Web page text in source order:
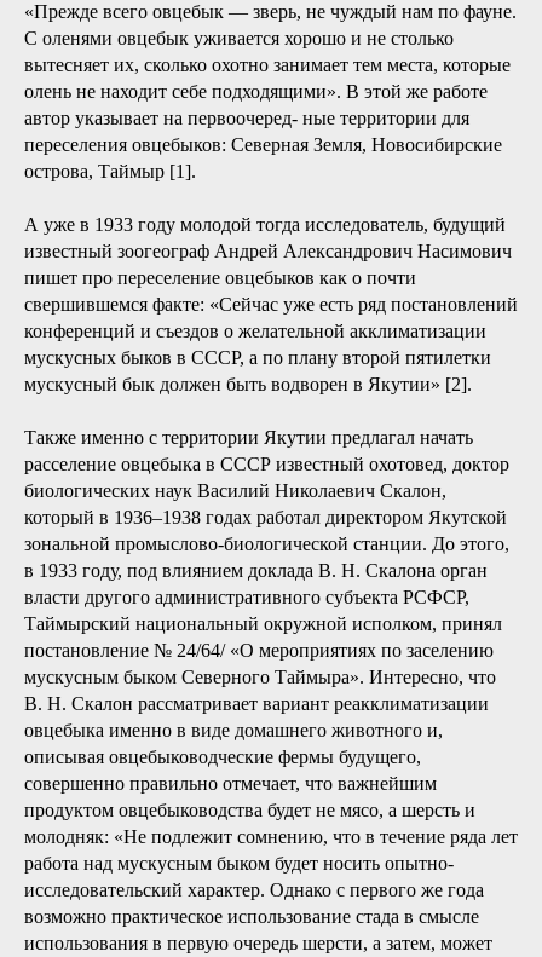
«Прежде всего овцебык — зверь, не чуждый нам по фауне.
С оленями овцебык уживается хорошо и не столько
вытесняет их, сколько охотно занимает тем места, которые
олень не находит себе подходящими». В этой же работе
автор указывает на первоочеред- ные территории для
переселения овцебыков: Северная Земля, Новосибирские
острова, Таймыр [1].
А уже в 1933 году молодой тогда исследователь, будущий
известный зоогеограф Андрей Александрович Насимович
пишет про переселение овцебыков как о почти
свершившемся факте: «Сейчас уже есть ряд постановлений
конференций и съездов о желательной акклиматизации
мускусных быков в СССР, а по плану второй пятилетки
мускусный бык должен быть водворен в Якутии» [2].
Также именно с территории Якутии предлагал начать
расселение овцебыка в СССР известный охотовед, доктор
биологических наук Василий Николаевич Скалон,
который в 1936–1938 годах работал директором Якутской
зональной промыслово-биологической станции. До этого,
в 1933 году, под влиянием доклада В. Н. Скалона орган
власти другого административного субъекта РСФСР,
Таймырский национальный окружной исполком, принял
постановление № 24/64/ «О мероприятиях по заселению
мускусным быком Северного Таймыра». Интересно, что
В. Н. Скалон рассматривает вариант реакклиматизации
овцебыка именно в виде домашнего животного и,
описывая овцебыководческие фермы будущего,
совершенно правильно отмечает, что важнейшим
продуктом овцебыководства будет не мясо, а шерсть и
молодняк: «Не подлежит сомнению, что в течение ряда лет
работа над мускусным быком будет носить опытно-
исследовательский характер. Однако с первого же года
возможно практическое использование стада в смысле
использования в первую очередь шерсти, а затем, может